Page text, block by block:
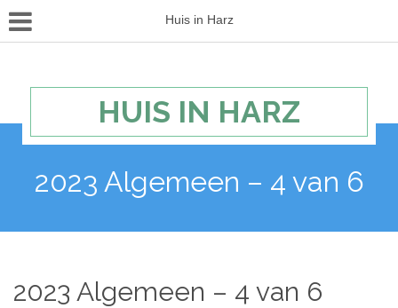
Huis in Harz
HUIS IN HARZ
2023 Algemeen – 4 van 6
2023 Algemeen – 4 van 6